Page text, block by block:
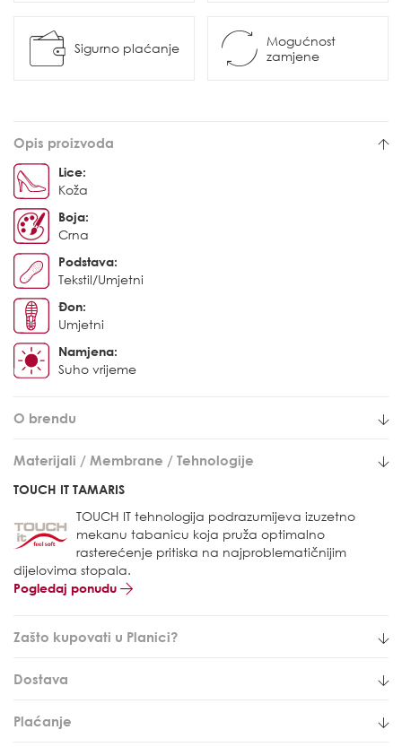
Sigurno plaćanje
Mogućnost
zamjene
Opis proizvoda
Lice:
Koža
Boja:
Crna
Podstava:
Tekstil/Umjetni
Đon:
Umjetni
Namjena:
Suho vrijeme
O brendu
Materijali / Membrane / Tehnologije
TOUCH IT TAMARIS
TOUCH IT tehnologija podrazumijeva izuzetno
mekanu tabanicu koja pruža optimalno
rasterećenje pritiska na najproblematičnijim
dijelovima stopala.
Pogledaj ponudu
Zašto kupovati u Planici?
Dostava
Plaćanje